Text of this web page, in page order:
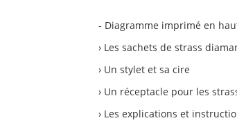
- Diagramme imprimé en
› Les sachets de strass
› Un stylet et sa cire
› Un réceptacle pour les
› Les explications et